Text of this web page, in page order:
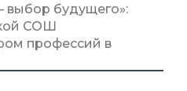
будущего»:
СОШ
профессий в